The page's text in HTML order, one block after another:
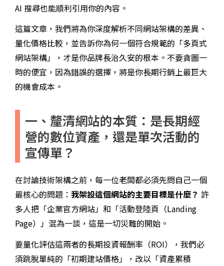
AI 搜尋也能順利引用你的內容。
這篇文章，我們將為你深度解析不同網站架構的差異、
量化價格比較，並告訴你為何一個符合規範的「多頁式
網站架構」，才是你品牌長治久安的根本。不要貪圖一
時的便宜，因為錯誤的選擇，將是你長期行銷上最巨大
的機會成本。
一、釐清網站的本質：是長期經
營的數位資產，還是單次活動的
宣傳單？
在討論技術架構之前，每一位老闆都必須先問自己一個
最核心的問題： 我架設這個網站的主要目標是什麼？ 許
多人把「企業官方網站」和「活動登陸頁（Landing
Page）」混為一談，這是一切災難的開始。
要量化評估這兩者的長期投資報酬率（ROI），我們必
須跳脫單純的「初期建站價格」，改以「資產累積